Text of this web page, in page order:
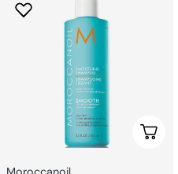
Fournisseur: